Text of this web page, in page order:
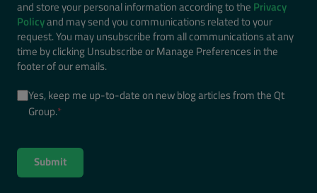
and store your personal information according to the Privacy
Policyand may send you communications related to your
request. You may unsubscribe from all communications at any
time by clicking Unsubscribe or Manage Preferences in the
footer of our emails.
Yes, keep me up-to-date on new blog articles from the Qt
Group.*